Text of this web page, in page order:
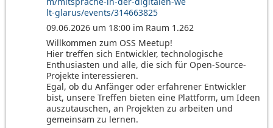
lt-glarus/events/314663825
09.06.2026 um 18:00 im Raum 1.262
Willkommen zum OSS Meetup!
Hier treffen sich Entwickler, technologische
Enthusiasten und alle, die sich für Open-Source-
Projekte interessieren.
Egal, ob du Anfänger oder erfahrener Entwickler
bist, unsere Treffen bieten eine Plattform, um Ideen
auszutauschen, an Projekten zu arbeiten und
gemeinsam zu lernen.